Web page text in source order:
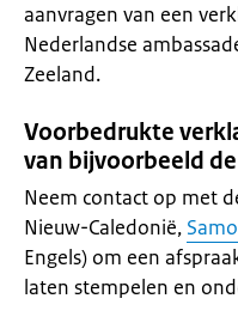
aanvragen van een
Nederlandse
Zeeland.
Voorbedrukte
van bijvoorbeeld de
Neem contact op met
Nieuw-Caledonië,
Engels) om een
laten stempelen en